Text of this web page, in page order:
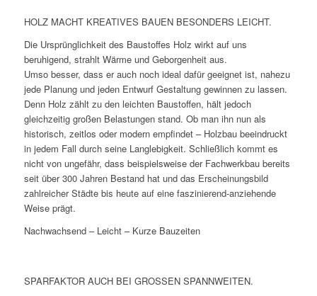
HOLZ MACHT KREATIVES BAUEN BESONDERS LEICHT.
Die Ursprünglichkeit des Baustoffes Holz wirkt auf uns
beruhigend, strahlt Wärme und Geborgenheit aus.
Umso besser, dass er auch noch ideal dafür geeignet ist, nahezu
jede Planung und jeden Entwurf Gestaltung gewinnen zu lassen.
Denn Holz zählt zu den leichten Baustoffen, hält jedoch
gleichzeitig großen Belastungen stand. Ob man ihn nun als
historisch, zeitlos oder modern empfindet – Holzbau beeindruckt
in jedem Fall durch seine Langlebigkeit. Schließlich kommt es
nicht von ungefähr, dass beispielsweise der Fachwerkbau bereits
seit über 300 Jahren Bestand hat und das Erscheinungsbild
zahlreicher Städte bis heute auf eine faszinierend-anziehende
Weise prägt.
Nachwachsend – Leicht – Kurze Bauzeiten
SPARFAKTOR AUCH BEI GROSSEN SPANNWEITEN.